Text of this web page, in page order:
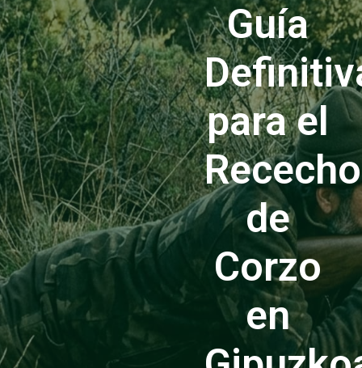
Guía
para el
Rececho
de
Corzo
en